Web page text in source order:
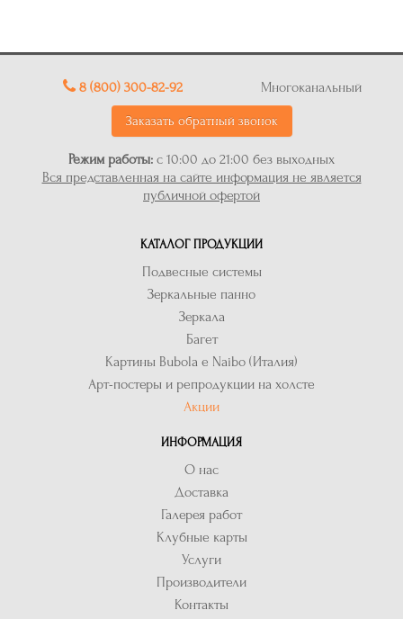
8 (800) 300-82-92 Многоканальный
Заказать обратный звонок
Режим работы: с 10:00 до 21:00 без выходных
Вся представленная на сайте информация не является
публичной офертой
КАТАЛОГ ПРОДУКЦИИ
Подвесные системы
Зеркальные панно
Зеркала
Багет
Картины Bubola e Naibo (Италия)
Арт-постеры и репродукции на холсте
Акции
ИНФОРМАЦИЯ
О нас
Доставка
Галерея работ
Клубные карты
Услуги
Производители
Контакты